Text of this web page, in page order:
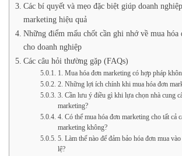
Các bí quyết và mẹo đặc biệt giúp doanh
marketing hiệu quả
Những điểm mấu chốt cần ghi nhớ về mua hóa
cho doanh nghiệp
Các câu hỏi thường gặp (FAQs)
1. Mua hóa đơn marketing có hợp pháp
2. Những lợi ích chính khi mua hóa đơn
3. Cần lưu ý điều gì khi lựa chọn nhà cung
marketing?
4. Có thể mua hóa đơn marketing cho tất cả
marketing không?
5. Làm thế nào để đảm bảo hóa đơn mua
lệ?